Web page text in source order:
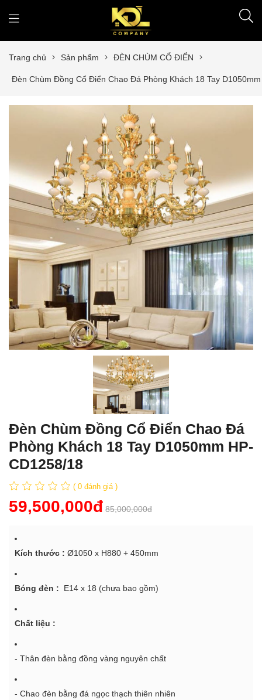
Trang chủ Sản phẩm ĐÈN CHÙM CỔ ĐIỂN
Đèn Chùm Đồng Cổ Điển Chao Đá Phòng Khách 18 Tay
Đèn Chùm Đồng Cổ Điển Chao Đá
Phòng Khách 18 Tay D1050mm HP-
CD1258/18
( 0 đánh giá )
59,500,000đ 85,000,000đ
Kích thước : Ø1050 x H880 + 450mm
Bóng đèn : E14 x 18 (chưa bao gồm)
Chất liệu :
- Thân đèn bằng đồng vàng nguyên chất
- Chao đèn bằng đá ngọc thạch thiên nhiên